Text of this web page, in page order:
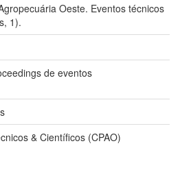
Oeste. Eventos técnicos
1).
de eventos
& Científicos (CPAO)